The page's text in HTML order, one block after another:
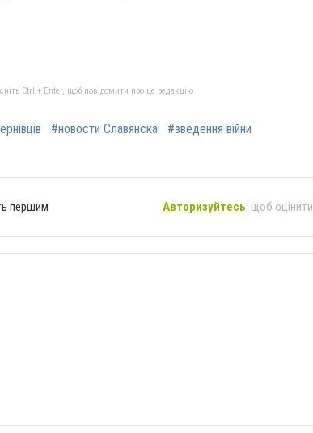
Ctrl + Enter, щоб повідомити про це редакцію
#новости Славянска
#зведення війни
першим Авторизуйтесь, щоб оцінити